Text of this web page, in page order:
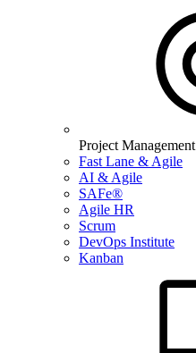
Project Management
Fast Lane & Agile
AI & Agile
SAFe®
Agile HR
Scrum
DevOps Institute
Kanban